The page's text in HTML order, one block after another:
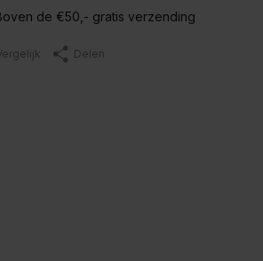
de €50,- gratis verzending
Delen